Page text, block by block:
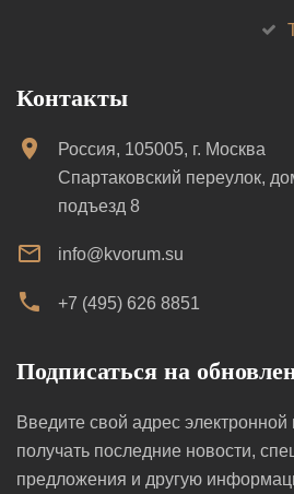
Контакты
Россия, 105005, г. Москва
Спартаковский переулок,
подъезд 8
info@kvorum.su
+7 (495) 626 8851
Подписаться на
Введите свой адрес
получать последние новости,
предложения и другую